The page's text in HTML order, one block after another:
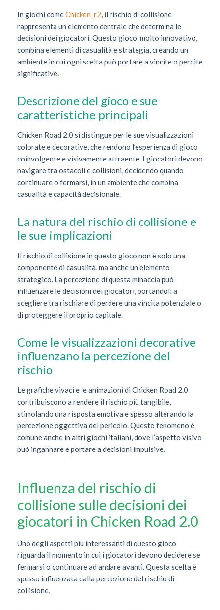
In giochi comeChicken_r2, il rischio di collisione
rappresenta un elemento centrale che determina le
decisioni dei giocatori. Questo gioco, molto innovativo,
combina elementi di casualità e strategia, creando un
ambiente in cui ogni scelta può portare a vincite o perdite
significative.
Descrizione del gioco e sue
caratteristiche principali
Chicken Road 2.0 si distingue per le sue visualizzazioni
colorate e decorative, che rendono l’esperienza di gioco
coinvolgente e visivamente attraente. I giocatori devono
navigare tra ostacoli e collisioni, decidendo quando
continuare o fermarsi, in un ambiente che combina
casualità e capacità decisionale.
La natura del rischio di collisione e
le sue implicazioni
Il rischio di collisione in questo gioco non è solo una
componente di casualità, ma anche un elemento
strategico. La percezione di questa minaccia può
influenzare le decisioni dei giocatori, portandoli a
scegliere tra rischiare di perdere una vincita potenziale o
di proteggere il proprio capitale.
Come le visualizzazioni decorative
influenzano la percezione del
rischio
Le grafiche vivaci e le animazioni di Chicken Road 2.0
contribuiscono a rendere il rischio più tangibile,
stimolando una risposta emotiva e spesso alterando la
percezione oggettiva del pericolo. Questo fenomeno è
comune anche in altri giochi italiani, dove l’aspetto visivo
può ingannare e portare a decisioni impulsive.
Influenza del rischio di
collisione sulle decisioni dei
giocatori in Chicken Road 2.0
Uno degli aspetti più interessanti di questo gioco
riguarda il momento in cui i giocatori devono decidere se
fermarsi o continuare ad andare avanti. Questa scelta è
spesso influenzata dalla percezione del rischio di
collisione.